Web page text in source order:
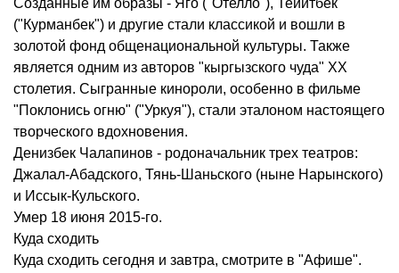
Созданные им образы - Яго ("Отелло"), Тейитбек
("Курманбек") и другие стали классикой и вошли в
золотой фонд общенациональной культуры. Также
является одним из авторов "кыргызского чуда" XX
столетия. Сыгранные кинороли, особенно в фильме
"Поклонись огню" ("Уркуя"), стали эталоном настоящего
творческого вдохновения.
Денизбек Чалапинов - родоначальник трех театров:
Джалал-Абадского, Тянь-Шаньского (ныне Нарынского)
и Иссык-Кульского.
Умер 18 июня 2015-го.
Куда сходить
Куда сходить сегодня и завтра, смотрите в "Афише".